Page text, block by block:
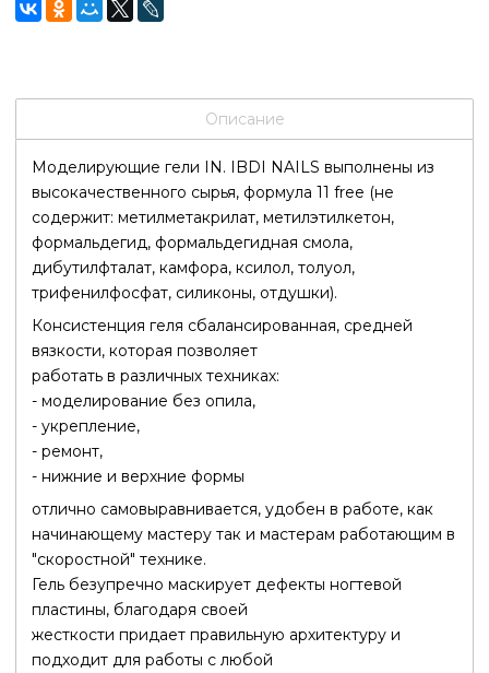
Описание
Моделирующие гели IN. IBDI NAILS выполнены из
высокачественного сырья, формула 11 free (не
содержит: метилметакрилат, метилэтилкетон,
формальдегид, формальдегидная смола,
дибутилфталат, камфора, ксилол, толуол,
трифенилфосфат, силиконы, отдушки).
Консистенция геля сбалансированная, средней
вязкости, которая позволяет
работать в различных техниках:
- моделирование без опила,
- укрепление,
- ремонт,
- нижние и верхние формы
отлично самовыравнивается, удобен в работе, как
начинающему мастеру так и мастерам работающим в
"скоростной" технике.
Гель безупречно маскирует дефекты ногтевой
пластины, благодаря своей
жесткости придает правильную архитектуру и
подходит для работы с любой